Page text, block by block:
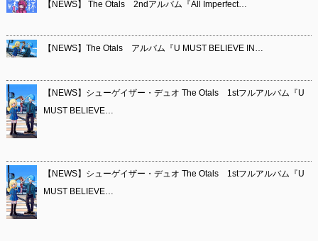
【NEWS】 The Otals 2ndアルバム『All Imperfect…
【NEWS】The Otals アルバム『U MUST BELIEVE IN…
【NEWS】シューゲイザー・デュオ The Otals 1stフルアルバム『U
MUST BELIEVE…
【NEWS】シューゲイザー・デュオ The Otals 1stフルアルバム『U
MUST BELIEVE…